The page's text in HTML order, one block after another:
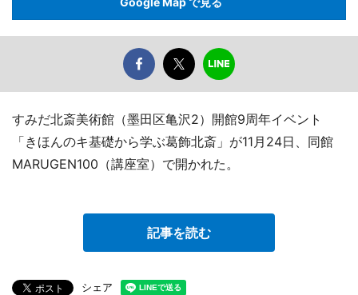
すみだ北斎美術館（墨田区亀沢2）開館9周年イベント
「きほんのキ基礎から学ぶ葛飾北斎」が11月24日、同館
MARUGEN100（講座室）で開かれた。
記事を読む
シェア